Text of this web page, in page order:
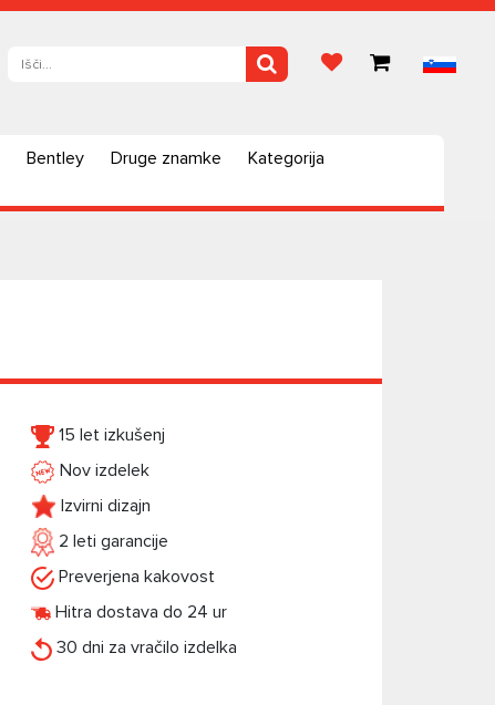
Bentley Druge znamke
Kategorija
15 let izkušenj
Nov izdelek
Izvirni dizajn
2 leti garancije
Preverjena kakovost
Hitra dostava do 24 ur
30 dni za vračilo izdelka